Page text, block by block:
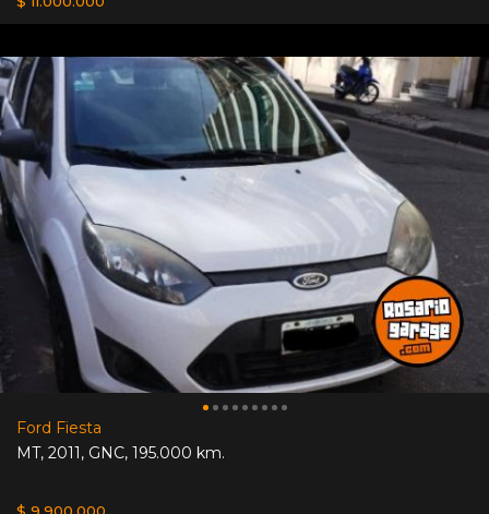
Ford Fiesta
MT, 2011, GNC, 195.000 km.